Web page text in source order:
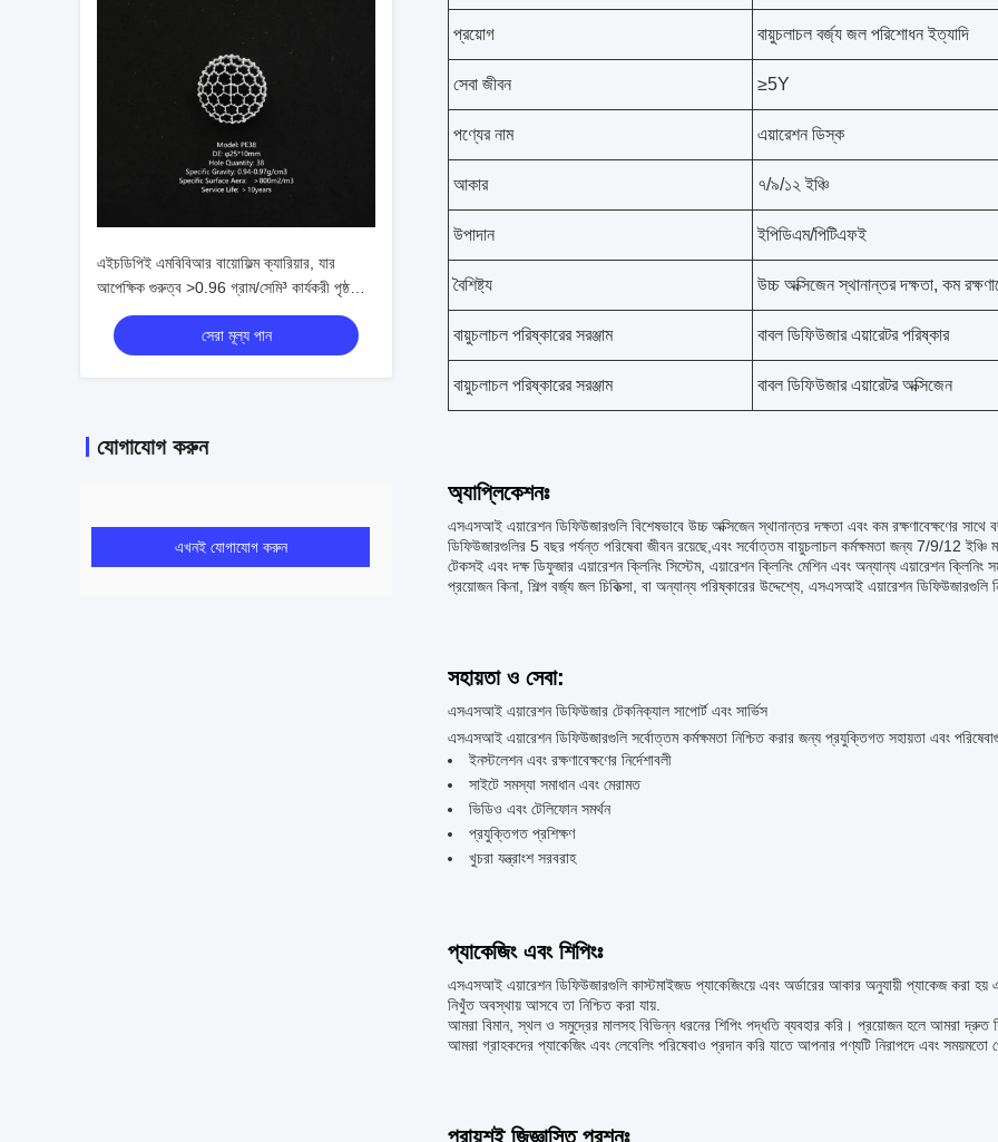
এইচডিপিই এমবিবিআর বায়োফিল্ম ক্যারিয়ার, যার
আপেক্ষিক গুরুত্ব >0.96 গ্রাম/সেমি³ কার্যকরী পৃষ্ঠ
>500 ㎡/মি³ এবং শূন্যতা অনুপাত >95%, যা বর্জ্য
জল শোধনের জন্য ব্যবহৃত হয়
সেরা মূল্য পান
যোগাযোগ করুন
এখনই যোগাযোগ করুন
প্রয়োগ বায়ুচলাচল বর্জ্য জল পরিশোধন ইত্যাদি
সেবা জীবন ≥5Y
পণ্যের নাম এয়ারেশন ডিস্ক
আকার ৭/৯/১২ ইঞ্চি
উপাদান ইপিডিএম/পিটিএফই
বৈশিষ্ট্য উচ্চ অক্সিজেন স্থানান্তর দক্ষতা, কম
বায়ুচলাচল পরিষ্কারের সরঞ্জাম বাবল ডিফিউজার এয়ারেটর পরিষ্কার
বায়ুচলাচল পরিষ্কারের সরঞ্জাম বাবল ডিফিউজার এয়ারেটর অক্সিজেন
অ্যাপ্লিকেশনঃ
এসএসআই এয়ারেশন ডিফিউজারগুলি বিশেষভাবে উচ্চ অক্সিজেন স্থানান্তর দক্ষতা এবং কম রক্ষণাবেক্ষণের সাথে
ডিফিউজারগুলির 5 বছর পর্যন্ত পরিষেবা জীবন রয়েছে,এবং সর্বোত্তম বায়ুচলাচল কর্মক্ষমতা জন্য 7/9/12
টেকসই এবং দক্ষ ডিফুজার এয়ারেশন ক্লিনিং সিস্টেম, এয়ারেশন ক্লিনিং মেশিন এবং অন্যান্য এয়ারেশন ক্লিনিং
প্রয়োজন কিনা, শিল্প বর্জ্য জল চিকিত্সা, বা অন্যান্য পরিষ্কারের উদ্দেশ্যে, এসএসআই এয়ারেশন ডিফিউজারগুলি
সহায়তা ও সেবা:
এসএসআই এয়ারেশন ডিফিউজার টেকনিক্যাল সাপোর্ট এবং সার্ভিস
এসএসআই এয়ারেশন ডিফিউজারগুলি সর্বোত্তম কর্মক্ষমতা নিশ্চিত করার জন্য প্রযুক্তিগত সহায়তা এবং
ইনস্টলেশন এবং রক্ষণাবেক্ষণের নির্দেশাবলী
সাইটে সমস্যা সমাধান এবং মেরামত
ভিডিও এবং টেলিফোন সমর্থন
প্রযুক্তিগত প্রশিক্ষণ
খুচরা যন্ত্রাংশ সরবরাহ
প্যাকেজিং এবং শিপিংঃ
এসএসআই এয়ারেশন ডিফিউজারগুলি কাস্টমাইজড প্যাকেজিংয়ে এবং অর্ডারের আকার অনুযায়ী প্যাকেজ করা হয়
নিখুঁত অবস্থায় আসবে তা নিশ্চিত করা যায়.
আমরা বিমান, স্থল ও সমুদ্রের মালসহ বিভিন্ন ধরনের শিপিং পদ্ধতি ব্যবহার করি। প্রয়োজন হলে আমরা দ্রুত
আমরা গ্রাহকদের প্যাকেজিং এবং লেবেলিং পরিষেবাও প্রদান করি যাতে আপনার পণ্যটি নিরাপদে এবং সময়মতো
প্রায়শই জিজ্ঞাসিত প্রশ্নঃ